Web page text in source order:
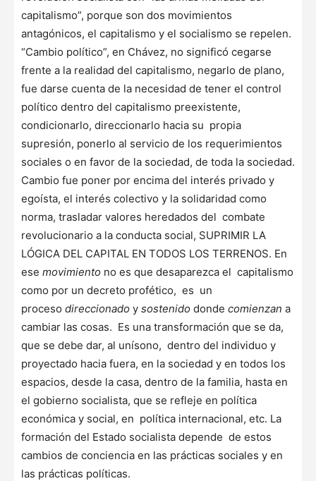
capitalismo”, porque son dos movimientos
antagónicos, el capitalismo y el socialismo se repelen.
“Cambio político”, en Chávez, no significó cegarse
frente a la realidad del capitalismo, negarlo de plano,
fue darse cuenta de la necesidad de tener el control
político dentro del capitalismo preexistente,
condicionarlo, direccionarlo hacia su propia
supresión, ponerlo al servicio de los requerimientos
sociales o en favor de la sociedad, de toda la sociedad.
Cambio fue poner por encima del interés privado y
egoísta, el interés colectivo y la solidaridad como
norma, trasladar valores heredados del combate
revolucionario a la conducta social, SUPRIMIR LA
LÓGICA DEL CAPITAL EN TODOS LOS TERRENOS. En
ese movimiento no es que desaparezca el capitalismo
como por un decreto profético, es un
proceso direccionado y sostenido donde comienzan a
cambiar las cosas. Es una transformación que se da,
que se debe dar, al unísono, dentro del individuo y
proyectado hacia fuera, en la sociedad y en todos los
espacios, desde la casa, dentro de la familia, hasta en
el gobierno socialista, que se refleje en política
económica y social, en política internacional, etc. La
formación del Estado socialista depende de estos
cambios de conciencia en las prácticas sociales y en
las prácticas políticas.